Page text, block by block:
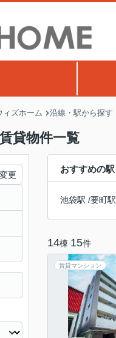
ィズホーム 沿線・駅から探す
貸物件一覧
おすすめの駅
池袋駅 /要町駅
14棟 15件
賃貸マンション
変更